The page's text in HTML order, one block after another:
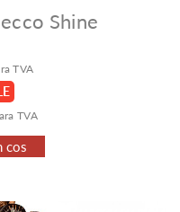
Shine
TVA
TVA
cos